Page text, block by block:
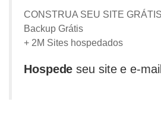
CONSTRUA SEU SITE GRÁTIS
Backup Grátis
+ 2M Sites hospedados
Hospede seu site e e-